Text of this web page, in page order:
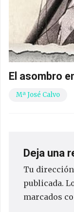
El asombro
Mª José Calvo
Deja una
Tu
publicada.
marcados